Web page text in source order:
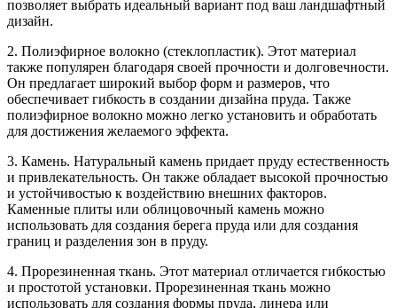
позволяет выбрать идеальный вариант под ваш ландшафтный
дизайн.
2. Полиэфирное волокно (стеклопластик). Этот материал
также популярен благодаря своей прочности и долговечности.
Он предлагает широкий выбор форм и размеров, что
обеспечивает гибкость в создании дизайна пруда. Также
полиэфирное волокно можно легко установить и обработать
для достижения желаемого эффекта.
3. Камень. Натуральный камень придает пруду естественность
и привлекательность. Он также обладает высокой прочностью
и устойчивостью к воздействию внешних факторов.
Каменные плиты или облицовочный камень можно
использовать для создания берега пруда или для создания
границ и разделения зон в пруду.
4. Прорезиненная ткань. Этот материал отличается гибкостью
и простотой установки. Прорезиненная ткань можно
использовать для создания формы пруда, линера или